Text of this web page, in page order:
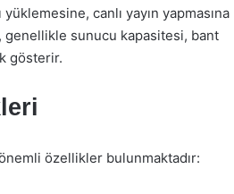
canlı yayın yapmasına
genellikle sunucu kapasitesi, bant
gösterir.
özellikler bulunmaktadır: